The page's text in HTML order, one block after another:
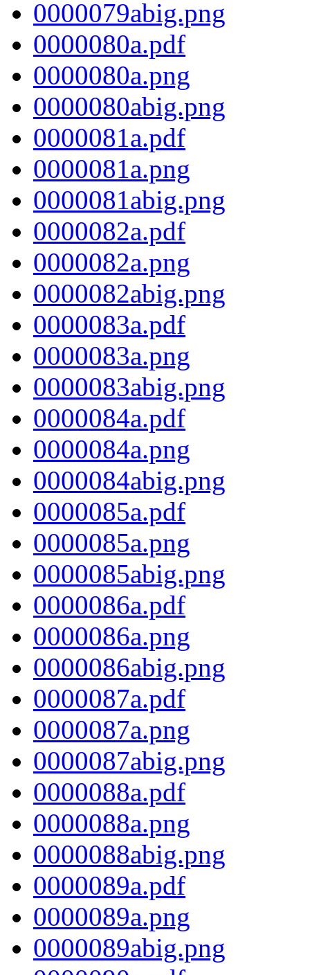
0000079abig.png
0000080a.pdf
0000080a.png
0000080abig.png
0000081a.pdf
0000081a.png
0000081abig.png
0000082a.pdf
0000082a.png
0000082abig.png
0000083a.pdf
0000083a.png
0000083abig.png
0000084a.pdf
0000084a.png
0000084abig.png
0000085a.pdf
0000085a.png
0000085abig.png
0000086a.pdf
0000086a.png
0000086abig.png
0000087a.pdf
0000087a.png
0000087abig.png
0000088a.pdf
0000088a.png
0000088abig.png
0000089a.pdf
0000089a.png
0000089abig.png